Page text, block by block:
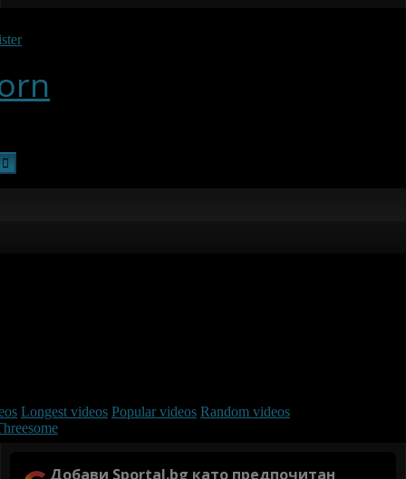
Добави Sportal.bg като предпочитан